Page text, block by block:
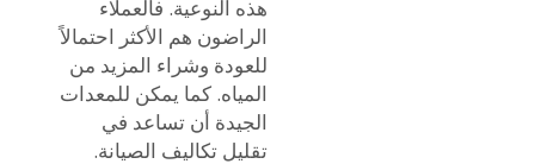
هذه النوعية. فالعملاء
الراضون هم الأكثر احتمالاً
للعودة وشراء المزيد من
المياه. كما يمكن للمعدات
الجيدة أن تساعد في
تقليل تكاليف الصيانة.